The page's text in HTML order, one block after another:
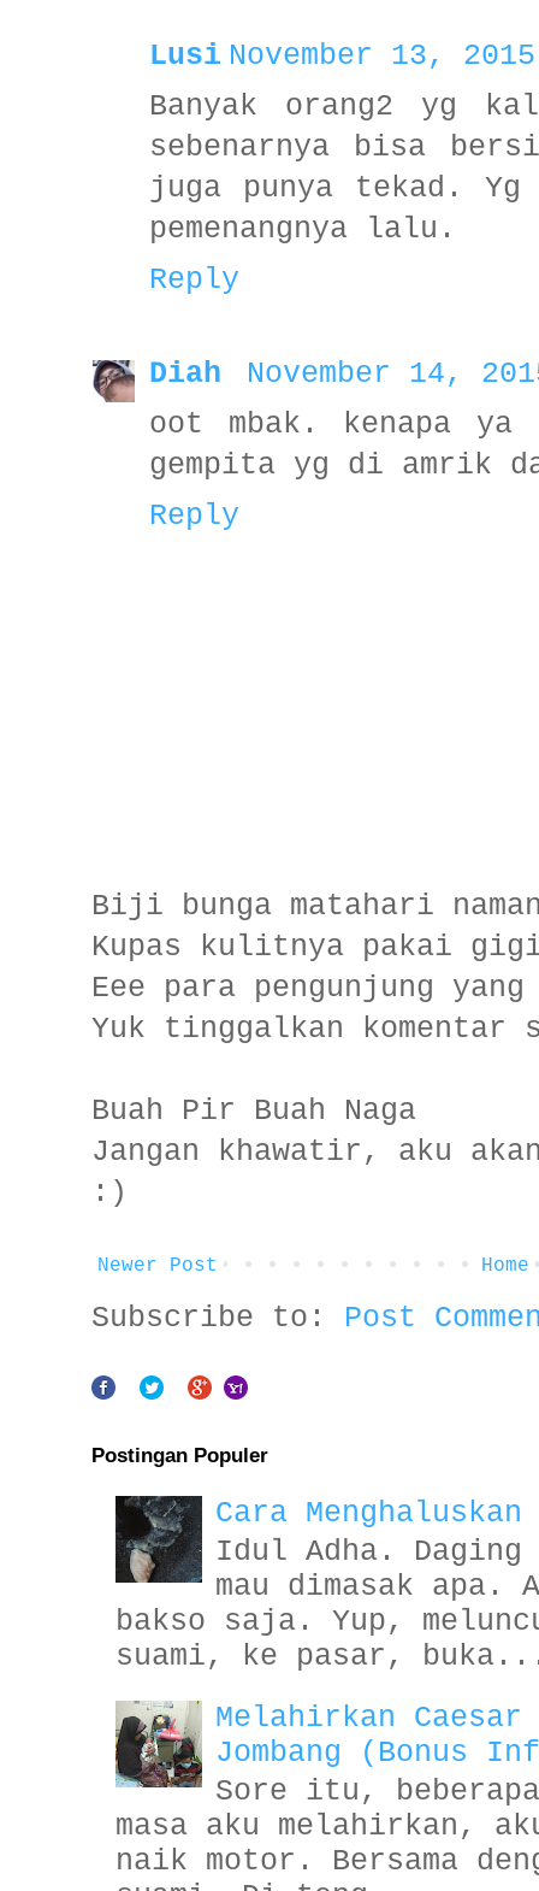
Lusi November 13,
Banyak orang2 yg
sebenarnya bisa
juga punya tekad.
pemenangnya lalu.
Reply
Diah
November 14,
oot mbak. kenapa ya
gempita yg di amrik
Reply
Biji bunga matahari
Kupas kulitnya pakai
Eee para pengunjung
Yuk tinggalkan komentar
Buah Pir Buah Naga
Jangan khawatir, aku
:)
Newer Post Home
Subscribe to: Post
Postingan Populer
Cara
Idul Adha. Daging
mau dimasak
bakso saja. Yup,
suami, ke pasar,
Melahirkan
Jombang (Bonus
Sore itu,
masa aku melahirkan,
naik motor. Bersama